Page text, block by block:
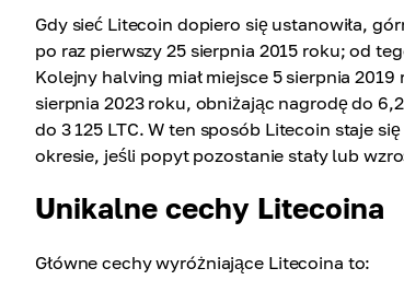
Gdy sieć Litecoin dopiero się ustanowiła,
po raz pierwszy 25 sierpnia 2015 roku; od
Kolejny halving miał miejsce 5 sierpnia
sierpnia 2023 roku, obniżając nagrodę do
do 3 125 LTC. W ten sposób Litecoin staje
okresie, jeśli popyt pozostanie stały lub
Unikalne cechy Litecoina
Główne cechy wyróżniające Litecoina to: